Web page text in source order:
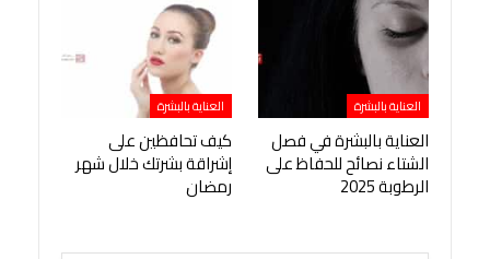
العناية بالبشرة
العناية بالبشرة في فصل
الشتاء نصائح للحفاظ على
الرطوبة 2025
العناية بالبشرة
كيف تحافظين على
إشراقة بشرتك خلال شهر
رمضان